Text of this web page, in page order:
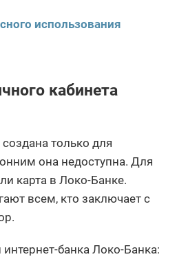
использования
кабинета
только для
она недоступна. Для
карта в Локо-Банке.
всем, кто заключает с
банка Локо-Банка: